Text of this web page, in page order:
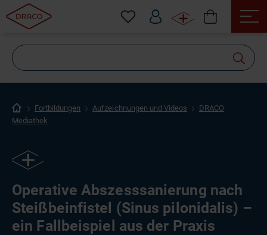
Fortbildungen Aufzeichnungen und Videos
DRACO
Mediathek
Operative Abszesssanierung nach
Steißbeinfistel (Sinus pilonidalis) –
ein Fallbeispiel aus der Praxis
suchen